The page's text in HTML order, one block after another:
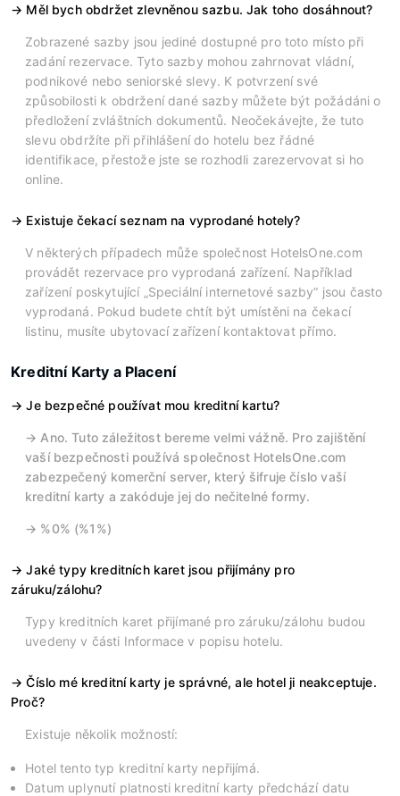
Měl bych obdržet zlevněnou sazbu. Jak toho dosáhnout?
Zobrazené sazby jsou jediné dostupné pro toto místo při
zadání rezervace. Tyto sazby mohou zahrnovat vládní,
podnikové nebo seniorské slevy. K potvrzení své
způsobilosti k obdržení dané sazby můžete být požádáni o
předložení zvláštních dokumentů. Neočekávejte, že tuto
slevu obdržíte při přihlášení do hotelu bez řádné
identifikace, přestože jste se rozhodli zarezervovat si ho
online.
Existuje čekací seznam na vyprodané hotely?
V některých případech může společnost HotelsOne.com
provádět rezervace pro vyprodaná zařízení. Například
zařízení poskytující „Speciální internetové sazby“ jsou často
vyprodaná. Pokud budete chtít být umístěni na čekací
listinu, musíte ubytovací zařízení kontaktovat přímo.
Kreditní Karty a Placení
Je bezpečné používat mou kreditní kartu?
Ano. Tuto záležitost bereme velmi vážně. Pro zajištění
vaší bezpečnosti používá společnost HotelsOne.com
zabezpečený komerční server, který šifruje číslo vaší
kreditní karty a zakóduje jej do nečitelné formy.
%0% (%1%)
Jaké typy kreditních karet jsou přijímány pro
záruku/zálohu?
Typy kreditních karet přijímané pro záruku/zálohu budou
uvedeny v části Informace v popisu hotelu.
Číslo mé kreditní karty je správné, ale hotel ji neakceptuje.
Proč?
Existuje několik možností:
Hotel tento typ kreditní karty nepřijímá.
Datum uplynutí platnosti kreditní karty předchází datu